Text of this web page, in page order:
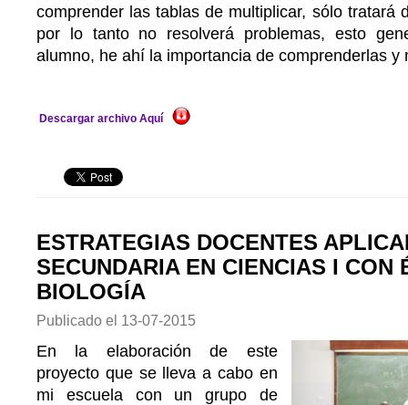
comprender las tablas de multiplicar, sólo tratará
por lo tanto no resolverá problemas, esto
alumno, he ahí la importancia de comprenderlas y
Descargar archivo Aquí
ESTRATEGIAS DOCENTES
SECUNDARIA EN CIENCIAS I CON
BIOLOGÍA
Publicado el 13-07-2015
En la elaboración de este
proyecto que se lleva a cabo en
mi escuela con un grupo de